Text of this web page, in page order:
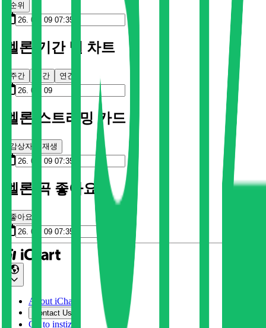
순위
멜론 기간 별 차트
주간 월간 연간
멜론 스트리밍 카드
감상자 재생
멜론 곡 좋아요
좋아요
About iChart
Contact Us
Go to instiz